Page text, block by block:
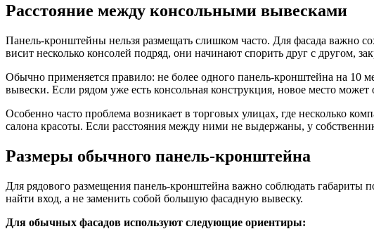
Расстояние между консольными вывесками
Панель-кронштейны нельзя размещать слишком часто. Для фасада важно
висит несколько консолей подряд, они начинают спорить друг с другом,
Обычно применяется правило: не более одного панель-кронштейна на 10
вывески. Если рядом уже есть консольная конструкция, новое место может
Особенно часто проблема возникает в торговых улицах, где несколько
салона красоты. Если расстояния между ними не выдержаны, у
Размеры обычного панель-кронштейна
Для рядового размещения панель-кронштейна важно соблюдать
найти вход, а не заменить собой большую фасадную вывеску.
Для обычных фасадов используют следующие ориентиры: